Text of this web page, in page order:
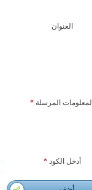
العنوان
المعلومات المرسلة *
أدخل الكود*